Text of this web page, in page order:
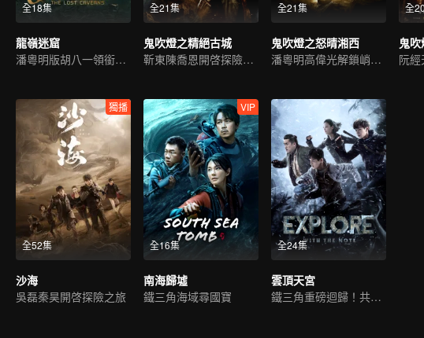
全18集
龍嶺迷窟
潘粵明版胡八一領銜新冒險
全21集
鬼吹燈之精絕古城
靳東陳喬恩開啓探險之旅
全21集
鬼吹燈之怒晴湘西
潘粵明高偉光解鎖峭壁懸棺
全
鬼
全52集
獨播
沙海
吳磊秦昊開啓探險之旅
全16集
VIP
南海歸墟
鐵三角海域尋國寶
全24集
雲頂天宮
鐵三角重磅迴歸！共破迷霧